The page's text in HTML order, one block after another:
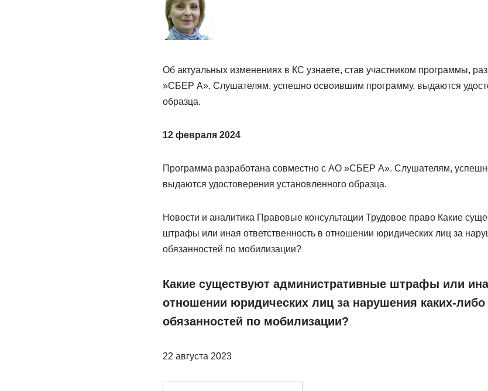
Об актуальных изменениях в КС узнаете, став участником программы,
»СБЕР А». Слушателям, успешно освоившим программу, выдаются
образца.
12 февраля 2024
Программа разработана совместно с АО »СБЕР А». Слушателям,
выдаются удостоверения установленного образца.
Новости и аналитика Правовые консультации Трудовое право Какие
штрафы или иная ответственность в отношении юридических лиц за
обязанностей по мобилизации?
Какие существуют административные штрафы или
отношении юридических лиц за нарушения каких-
обязанностей по мобилизации?
22 августа 2023